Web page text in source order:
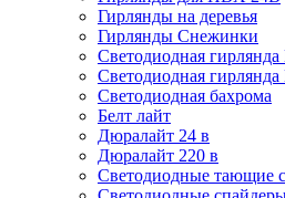
Гирлянды на деревья
Гирлянды Снежинки
Светодиодная
Светодиодная
Светодиодная бахрома
Белт лайт
Дюралайт 24 в
Дюралайт 220 в
Светодиодные тающие